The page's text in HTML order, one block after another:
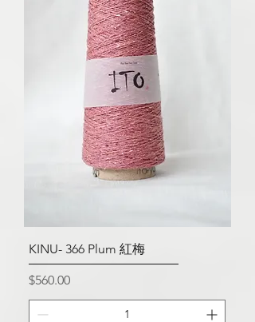
KINU- 366 Plum 紅梅
價格
$560.00